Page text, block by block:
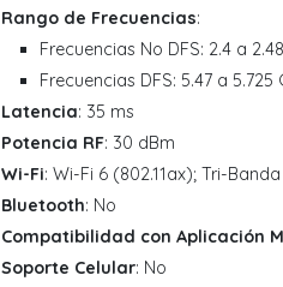
Rango de Frecuencias:
Frecuencias No DFS: 2.4 a
Frecuencias DFS: 5.47 a 5.725
Latencia: 35 ms
Potencia RF: 30 dBm
Wi-Fi: Wi-Fi 6 (802.11ax); Tri-
Bluetooth: No
Compatibilidad con Aplicación
Soporte Celular: No